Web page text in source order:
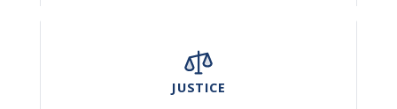
JUSTICE